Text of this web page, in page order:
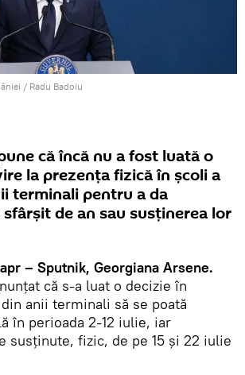
/ Radu Badoiu
că încă nu a fost luată o
la prezența fizică în școli a
terminali pentru a da
de an sau susținerea lor
– Sputnik, Georgiana Arsene.
că s-a luat o decizie în
anii terminali să se poată
în perioada 2-12 iulie, iar
susținute, fizic, de pe 15 și 22 iulie